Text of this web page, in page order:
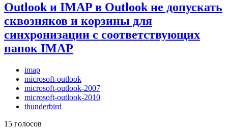
Outlook и IMAP в Outlook не допускать
сквозняков и корзины для
синхронизации с соответствующих
папок IMAP
imap
microsoft-outlook
microsoft-outlook-2007
microsoft-outlook-2010
thunderbird
15 голосов